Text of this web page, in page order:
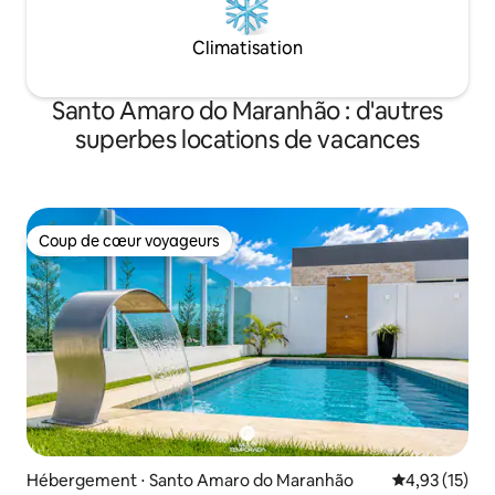
Climatisation
Santo Amaro do Maranhão : d'autres
superbes locations de vacances
Coup de cœur voyageurs
Coup de cœur voyageurs
Hébergement ⋅ Santo Amaro do Maranhão Évaluation
4,93 (15)